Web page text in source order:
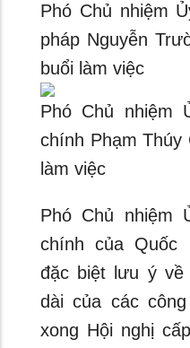
Phó Chủ nhiệm
pháp Nguyễn
buổi làm việc
Phó Chủ nhiệm
chính Phạm Thúy
làm việc
Phó Chủ nhiệm
chính của Quốc
đặc biệt lưu ý về
dài của các
xong Hội nghị